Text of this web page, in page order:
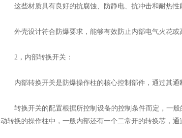
这些材质具有良好的抗腐蚀、防静电、抗冲击和耐热性
外壳设计符合防爆要求，能够有效防止内部电气火花或
2，内部转换开关：
内部转换开关是防爆操作柱的核心控制部件，通过其通
转换开关的配置根据所控制设备的控制条件而定，一般
动转换的操作柱中，一般内部还有一个二常开的转换芯，